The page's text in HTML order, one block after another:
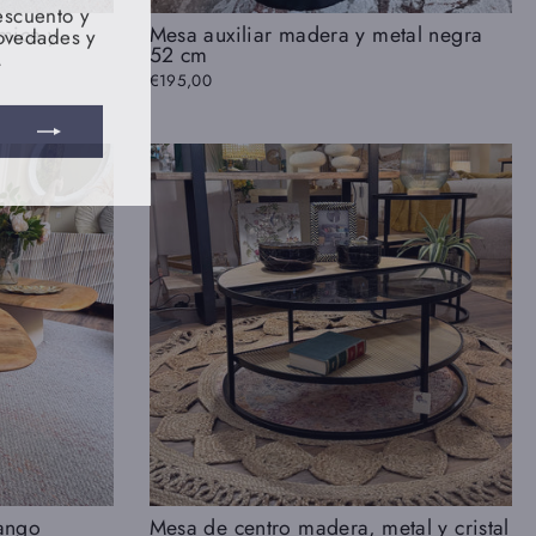
y
y
y Mesa auxiliar madera y metal negra
52 cm
€195,00
Mesa de centro madera, metal y cristal